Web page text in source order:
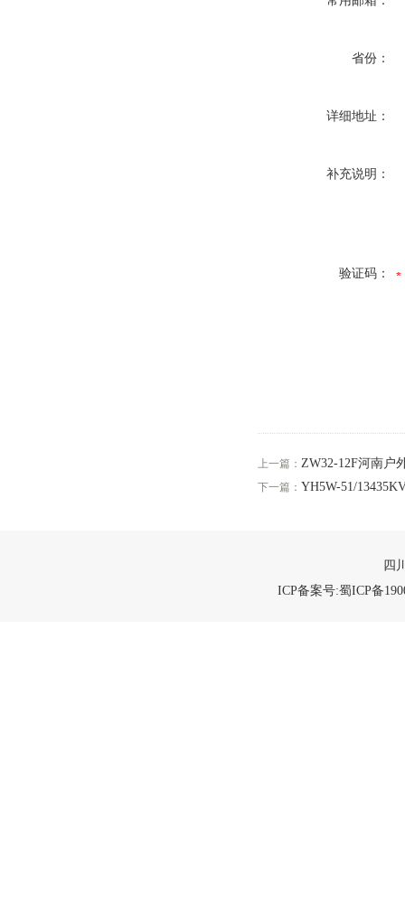
省份：
详细地址：
补充说明：
验证码：
上一篇： ZW32-12F河南户
下一篇： YH5W-51/
四
ICP备案号:蜀ICP备